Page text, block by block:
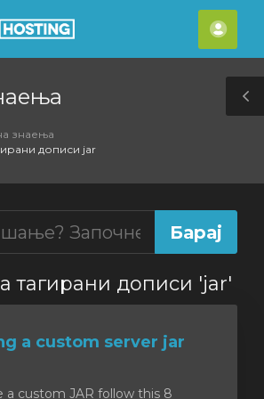
знаења
дописи jar
тагирани дописи 'jar'
a custom server jar
a custom JAR follow this 8